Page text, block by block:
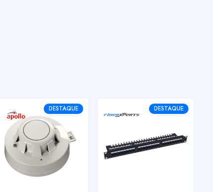
DESTAQUE DESTAQUE